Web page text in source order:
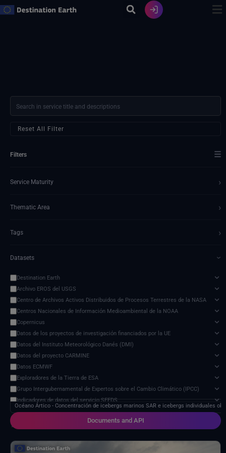
Ir
Reset All Filter
Filters ☰
Service Maturity ›
Thematic Area ›
Tags ›
Datasets ›
Destination Earth
Archivo EROS del USGS
Centro de Archivos Activos Distribuidos de Procesos Terrestres de la NASA
Centros Nacionales de Información Medioambiental de la NOAA
Copernicus
Datos de los proyectos de investigación financiados por la UE
Datos del Instituto Meteorológico Danés (DMI)
Datos del proyecto CARMINE
Datos ECMWF
Exploradores de la Tierra de ESA
Grupo Intergubernamental de Expertos sobre el Cambio Climático (IPCC)
Indicadores de datos del servicio SEEDS
Modelo de impacto del cambio climático
Organización de las Naciones Unidas para la Alimentación y la Agricultura
Proveedores externos
Documents and API
Océano Ártico - Concentración de icebergs marinos SAR e icebergs individuales
1 service found